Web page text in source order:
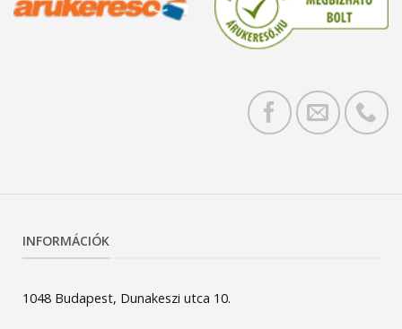
INFORMÁCIÓK
1048 Budapest, Dunakeszi utca 10.